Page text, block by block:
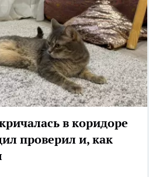
в коридоре
проверил и, как